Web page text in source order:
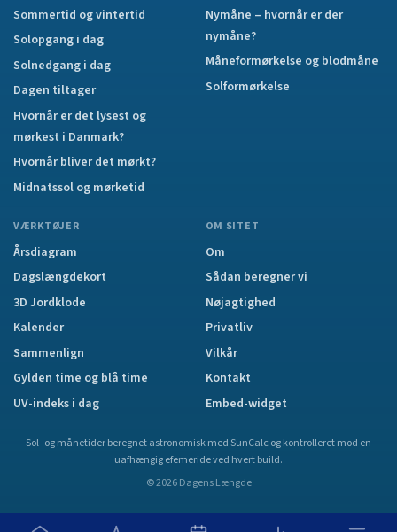
Sommertid og vintertid
Solopgang i dag
Solnedgang i dag
Dagen tiltager
Hvornår er det lysest og
mørkest i Danmark?
Hvornår bliver det mørkt?
Midnatssol og mørketid
Nymåne – hvornår er der
nymåne?
Måneformørkelse og blodmåne
Solformørkelse
VÆRKTØJER
Årsdiagram
Dagslængdekort
3D Jordklode
Kalender
Sammenlign
Gylden time og blå time
UV-indeks i dag
OM SITET
Om
Sådan beregner vi
Nøjagtighed
Privatliv
Vilkår
Kontakt
Embed-widget
Sol- og månetider beregnet astronomisk med SunCalc og kontrolleret mod en
uafhængig efemeride ved hvert build.
©2026 Dagens Længde